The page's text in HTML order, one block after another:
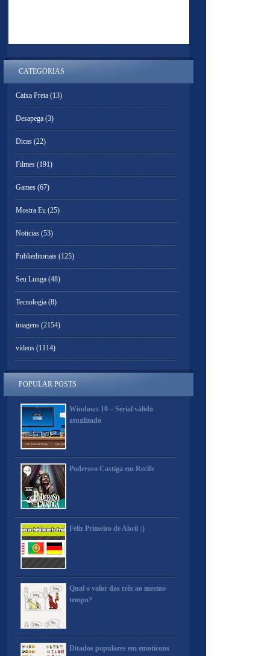
CATEGORIAS
Caixa Preta (13)
Desapega (3)
Dicas (22)
Filmes (191)
Games (67)
Mostra Eu (25)
Noticias (53)
Publieditoriais (125)
Seu Lunga (48)
Tecnologia (8)
imagens (2154)
videos (1114)
POPULAR POSTS
Windows 10 – Serial válido
atualizado
Poderoso Castiga em Recife
Feliz Primeiro de Abril :)
Qual o valor dos três ao mesmo
tempo?
Ditados populares em emoticons